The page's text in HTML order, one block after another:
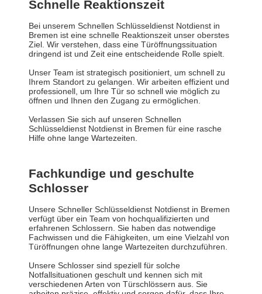
Schnelle Reaktionszeit
Bei unserem Schnellen Schlüsseldienst Notdienst in
Bremen ist eine schnelle Reaktionszeit unser oberstes
Ziel. Wir verstehen, dass eine Türöffnungssituation
dringend ist und Zeit eine entscheidende Rolle spielt.
Unser Team ist strategisch positioniert, um schnell zu
Ihrem Standort zu gelangen. Wir arbeiten effizient und
professionell, um Ihre Tür so schnell wie möglich zu
öffnen und Ihnen den Zugang zu ermöglichen.
Verlassen Sie sich auf unseren Schnellen
Schlüsseldienst Notdienst in Bremen für eine rasche
Hilfe ohne lange Wartezeiten.
Fachkundige und geschulte
Schlosser
Unsere Schneller Schlüsseldienst Notdienst in Bremen
verfügt über ein Team von hochqualifizierten und
erfahrenen Schlossern. Sie haben das notwendige
Fachwissen und die Fähigkeiten, um eine Vielzahl von
Türöffnungen ohne lange Wartezeiten durchzuführen.
Unsere Schlosser sind speziell für solche
Notfallsituationen geschult und kennen sich mit
verschiedenen Arten von Türschlössern aus. Sie